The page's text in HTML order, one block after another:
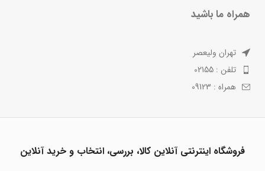
همراه ما باشید
تهران ولیعصر
تلفن : 02155
همراه : 09123
فروشگاه اینترنتی آنلاین کالا، بررسی، انتخاب و خرید آنلاین